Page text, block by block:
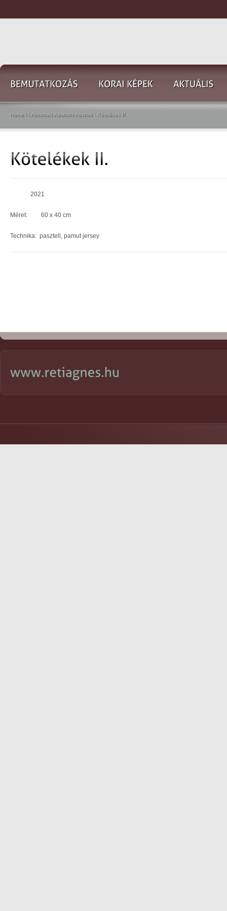
Home \ \ Absztrakt-Abstract-Abstrait\ Kötelékek II.
2021
Méret: 60 x 40 cm
Technika: pasztell, pamut jersey